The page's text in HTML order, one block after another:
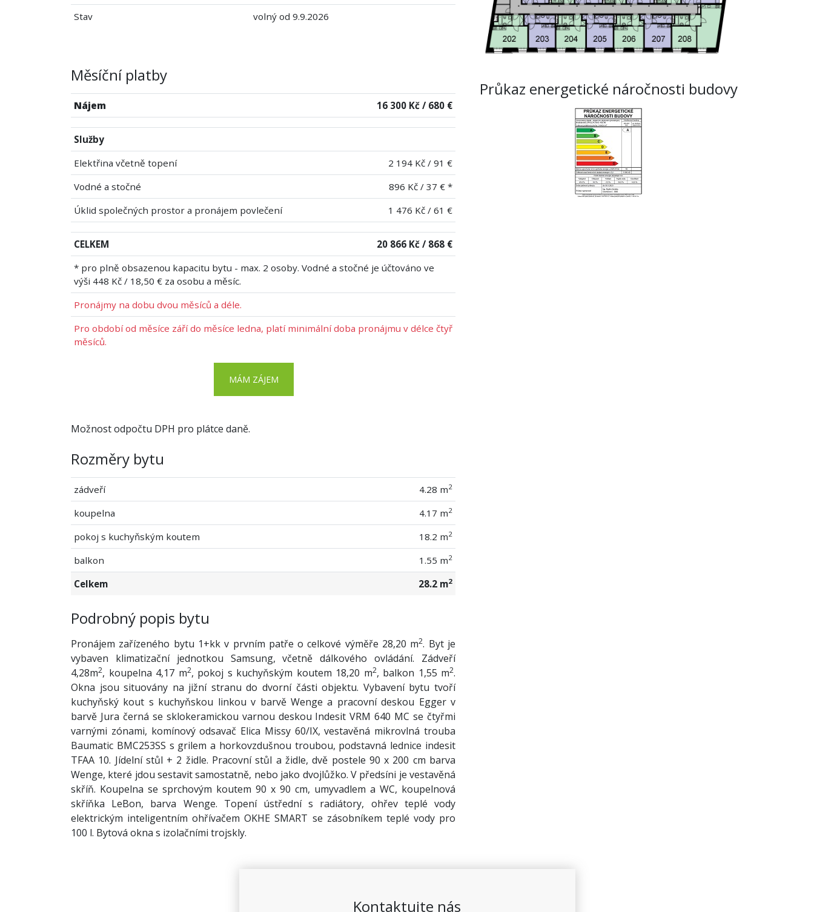
Stav
volný od 9.9.2026
Měsíční platby
Nájem 16 300 Kč / 680 €
Služby
Elektřina včetně topení
2 194 Kč / 91 €
Vodné a stočné
896 Kč / 37 € *
Úklid společných prostor a pronájem povlečení
1 476 Kč / 61 €
CELKEM
20 866 Kč / 868 €
* pro plně obsazenou kapacitu bytu - max. 2 osoby. Vodné a stočné je účtováno ve
výši 448 Kč / 18,50 € za osobu a měsíc.
Pronájmy na dobu dvou měsíců a déle.
Pro období od měsíce září do měsíce ledna, platí minimální doba pronájmu v délce čtyř
měsíců.
MÁM ZÁJEM
Možnost odpočtu DPH pro plátce daně.
Rozměry bytu
zádveří 4.28 m2
koupelna 4.17 m2
pokoj s kuchyňským koutem 18.2 m2
balkon 1.55 m2
Celkem 28.2 m2
Podrobný popis bytu
Pronájem zařízeného bytu 1+kk v prvním patře o celkové výměře 28,20 m2. Byt je
vybaven klimatizační jednotkou Samsung, včetně dálkového ovládání. Zádveří
4,28m2, koupelna 4,17 m2, pokoj s kuchyňským koutem 18,20 m2, balkon 1,55 m2.
Okna jsou situovány na jižní stranu do dvorní části objektu. Vybavení bytu tvoří
kuchyňský kout s kuchyňskou linkou v barvě Wenge a pracovní deskou Egger v
barvě Jura černá se sklokeramickou varnou deskou Indesit VRM 640 MC se čtyřmi
varnými zónami, komínový odsavač Elica Missy 60/IX, vestavěná mikrovlná trouba
Baumatic BMC253SS s grilem a horkovzdušnou troubou, podstavná lednice indesit
TFAA 10. Jídelní stůl + 2 židle. Pracovní stůl a židle, dvě postele 90 x 200 cm barva
Wenge, které jdou sestavit samostatně, nebo jako dvojlůžko. V předsíni je vestavěná
skříň. Koupelna se sprchovým koutem 90 x 90 cm, umyvadlem a WC, koupelnová
skříňka LeBon, barva Wenge. Topení ústřední s radiátory, ohřev teplé vody
elektrickým inteligentním ohřívačem OKHE SMART se zásobníkem teplé vody pro
100 l. Bytová okna s izolačními trojskly.
Průkaz energetické náročnosti budovy
Kontaktujte nás